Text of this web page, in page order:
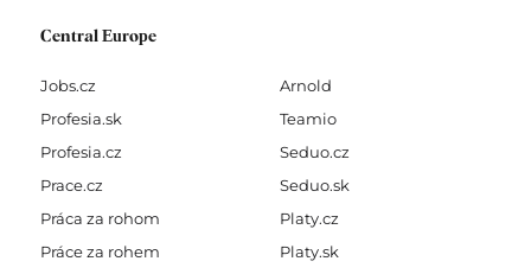
Central Europe
Jobs.cz
Profesia.sk
Profesia.cz
Prace.cz
Práca za rohom
Práce za rohem
Arnold
Teamio
Seduo.cz
Seduo.sk
Platy.cz
Platy.sk